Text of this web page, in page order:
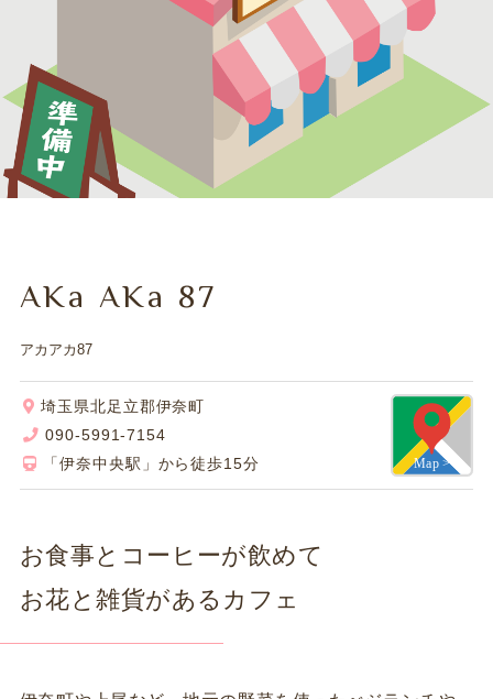
AKa AKa 87
アカアカ87
埼玉県北足立郡伊奈町
090-5991-7154
「伊奈中央駅」から徒歩15分
お食事とコーヒーが飲めて
お花と雑貨があるカフェ